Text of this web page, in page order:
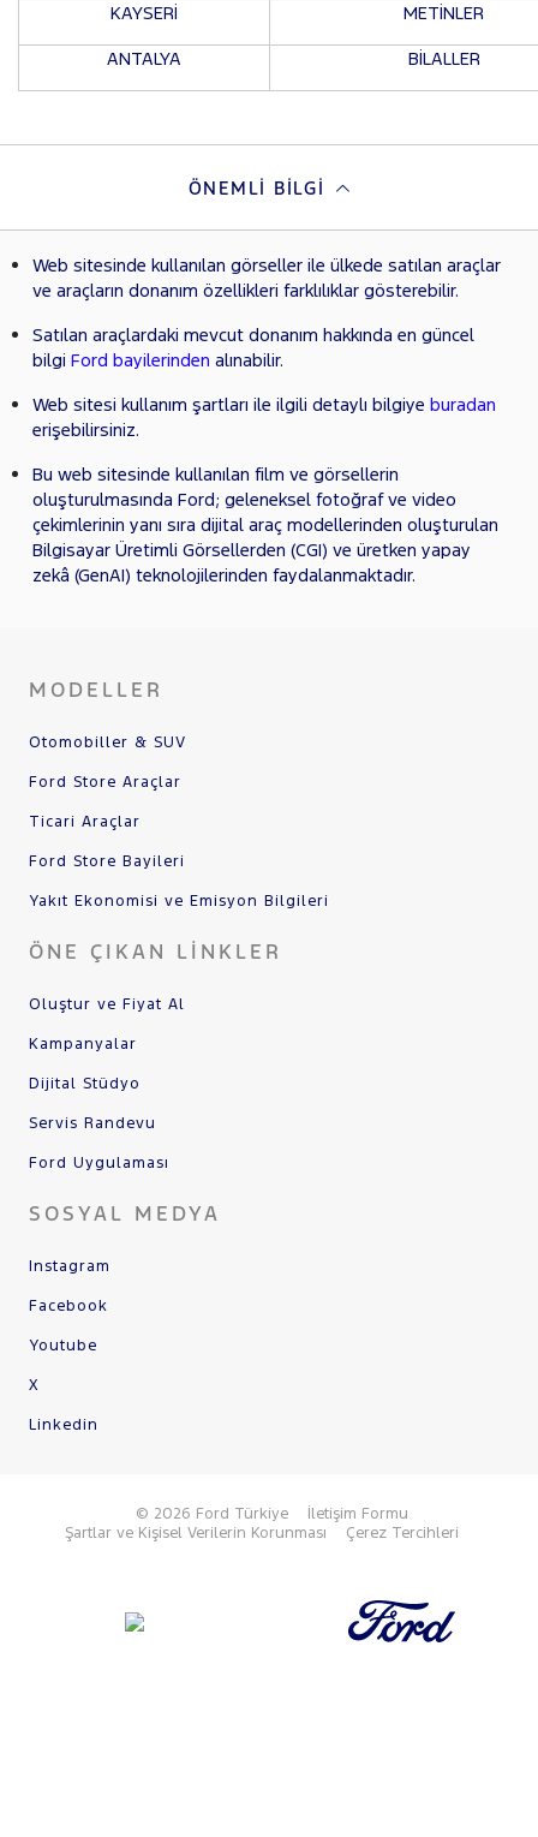
KAYSERİ
METİNLER
ANTALYA
BİLALLER
ÖNEMLI BILGI
Web sitesinde kullanılan görseller ile ülkede satılan araçlar
ve araçların donanım özellikleri farklılıklar gösterebilir.
Satılan araçlardaki mevcut donanım hakkında en güncel
bilgi Ford bayilerinden alınabilir.
Web sitesi kullanım şartları ile ilgili detaylı bilgiye buradan
erişebilirsiniz.
Bu web sitesinde kullanılan film ve görsellerin
oluşturulmasında Ford; geleneksel fotoğraf ve video
çekimlerinin yanı sıra dijital araç modellerinden oluşturulan
Bilgisayar Üretimli Görsellerden (CGI) ve üretken yapay
zekâ (GenAI) teknolojilerinden faydalanmaktadır.
MODELLER
Otomobiller & SUV
Ford Store Araçlar
Ticari Araçlar
Ford Store Bayileri
Yakıt Ekonomisi ve Emisyon Bilgileri
ÖNE ÇIKAN LINKLER
Oluştur ve Fiyat Al
Kampanyalar
Dijital Stüdyo
Servis Randevu
Ford Uygulaması
SOSYAL MEDYA
Instagram
Facebook
Youtube
X
Linkedin
© 2026 Ford Türkiye
İletişim Formu
Şartlar ve Kişisel Verilerin Korunması
Çerez Tercihleri